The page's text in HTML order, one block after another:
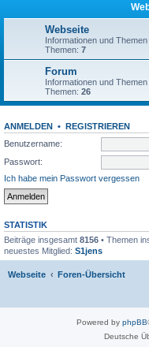
Webseite
Informationen und
Themen: 7
Forum
Informationen und
Themen: 26
ANMELDEN • REGISTRIEREN
Benutzername:
Passwort:
Ich habe mein Passwort vergessen
STATISTIK
Beiträge insgesamt 8156 • Themen
neuestes Mitglied: S1jens
Webseite Foren-Übersicht
Powered by phpBB
Deutsche